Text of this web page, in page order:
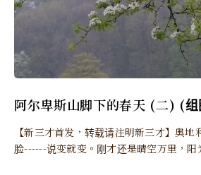
阿尔卑斯山脚下的春天 (二) (
【新三才首发，转载请注明新三才】奥
脸------说变就变。刚才还是晴空万里，阳